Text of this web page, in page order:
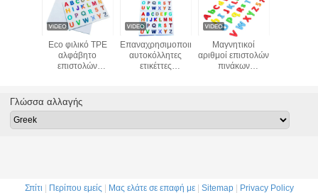
για
Eco φιλικό TPE
αλφάβητο
επιστολών
μαγνητικό στατικό
ΚΑΜΊΑ κόλλα
Επαναχρησιμοποιήσιμες
αυτοκόλλητες
ετικέττες
εκπαιδευτικών,
παιδιών και τους
Μαγνητικοί
αριθμοί επιστολών
πινάκων
την εκπαίδευση
Γλώσσα αλλαγής
Σπίτι Περίπου εμείς Μας ελάτε σε επαφή με| Sitemap| Privacy Policy